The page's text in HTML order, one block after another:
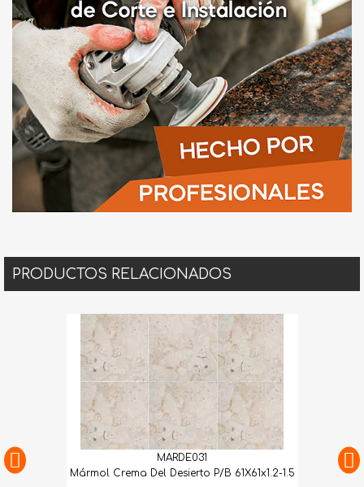
PRODUCTOS RELACIONADOS
MARDE031
Mármol Crema Del Desierto P/B 61X61x1.2-1.5